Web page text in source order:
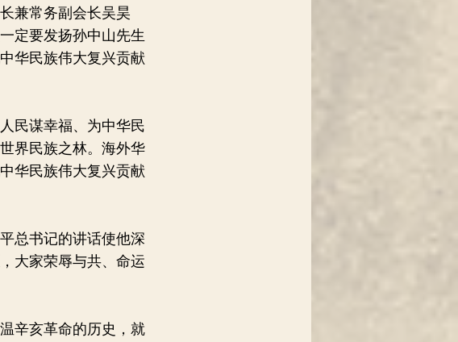
兼常务副会长吴昊
定要发扬孙中山先生
华民族伟大复兴贡献
民谋幸福、为中华民
界民族之林。海外华
华民族伟大复兴贡献
总书记的讲话使他深
大家荣辱与共、命运
辛亥革命的历史，就